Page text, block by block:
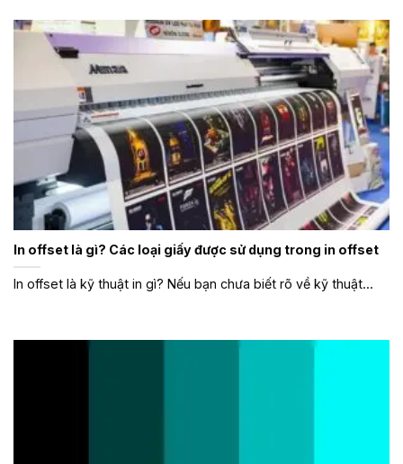
In offset là gì? Các loại giấy được sử dụng trong in offset
In offset là kỹ thuật in gì? Nếu bạn chưa biết rõ về kỹ thuật...